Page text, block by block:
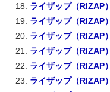
ライザップ（RIZAP
ライザップ（RIZAP
ライザップ（RIZAP
ライザップ（RIZAP
ライザップ（RIZAP
ライザップ（RIZAP